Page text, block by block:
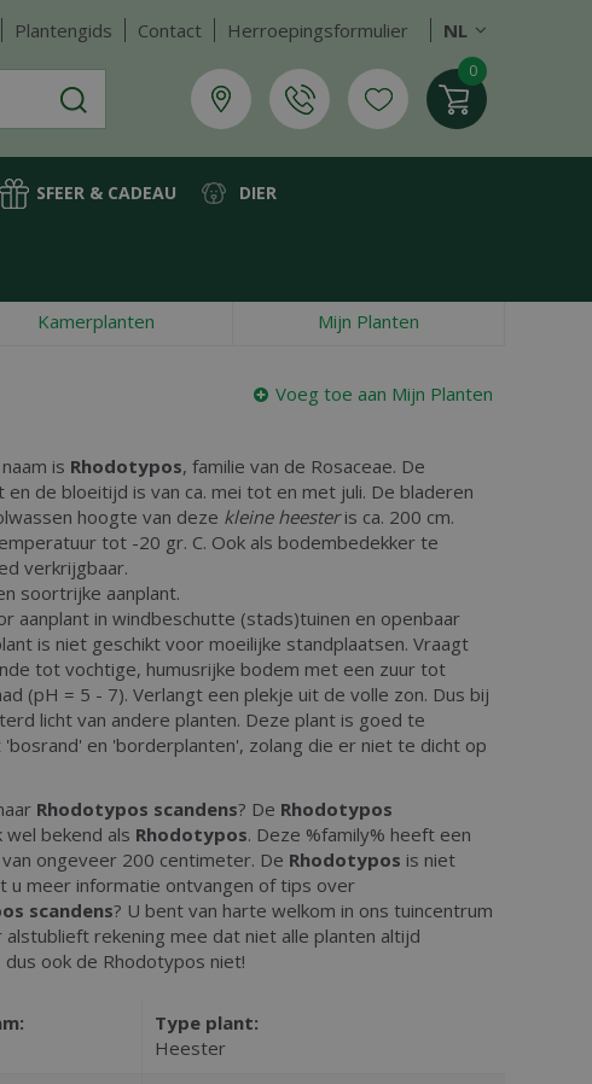
Plantengids Contact Herroepingsformulier NL
SFEER & CADEAU DIER
Kamerplanten Mijn Planten
Voeg toe aan Mijn Planten
is Rhodotypos, familie van de Rosaceae. De
en de bloeitijd is van ca. mei tot en met juli. De bladeren
hoogte van deze kleine heesteris ca. 200 cm.
tot -20 gr. C. Ook als bodembedekker te
verkrijgbaar.
soortrijke aanplant.
aanplant in windbeschutte (stads)tuinen en openbaar
is niet geschikt voor moeilijke standplaatsen. Vraagt
tot vochtige, humusrijke bodem met een zuur tot
(pH = 5 - 7). Verlangt een plekje uit de volle zon. Dus bij
licht van andere planten. Deze plant is goed te
en 'borderplanten', zolang die er niet te dicht op
Rhodotypos scandens? De Rhodotypos
wel bekend als Rhodotypos. Deze %family% heeft een
ongeveer 200 centimeter. De Rhodotypos is niet
u meer informatie ontvangen of tips over
scandens? U bent van harte welkom in ons tuincentrum
rekening mee dat niet alle planten altijd
dus ook de Rhodotypos niet!
Type plant:
Heester